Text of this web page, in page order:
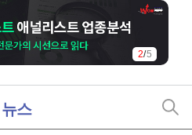
3/5
뉴스